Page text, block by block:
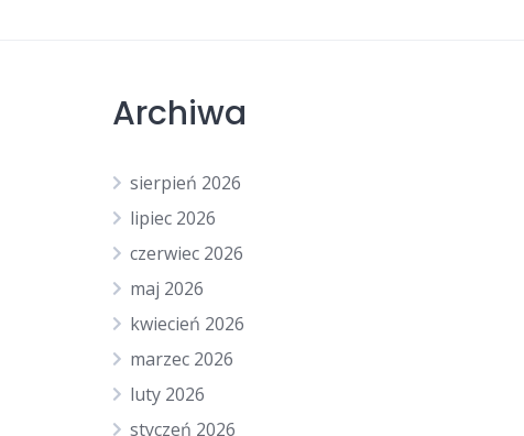
Archiwa
sierpień 2026
lipiec 2026
czerwiec 2026
maj 2026
kwiecień 2026
marzec 2026
luty 2026
styczeń 2026